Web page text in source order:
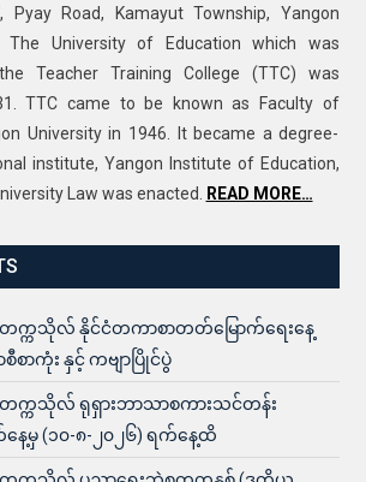
Pyay Road, Kamayut Township, Yangon
The University of Education which was
Teacher Training College (TTC) was
TTC came to be known as Faculty of
University in 1946. It became a degree-
institute, Yangon Institute of Education,
Law was enacted.
READ MORE…
က္ကသိုလ် နိုင်ငံတကာစာတတ်မြောက်ရေးနေ့
ာကုံး နှင့် ကဗျာပြိုင်ပွဲ
က္ကသိုလ် ရုရှားဘာသာစကားသင်တန်း
နေ့မှ (၁၀-၈-၂၀၂၆) ရက်နေ့ထိ